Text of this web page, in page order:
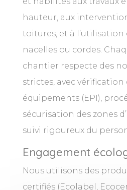
hauteur, aux
toitures, et à l’utilisation
nacelles ou cordes.
chantier respecte des
strictes, avec vérification
équipements (EPI),
sécurisation des zones
suivi rigoureux du
Engagement
Nous utilisons des
certifiés (Ecolabel,